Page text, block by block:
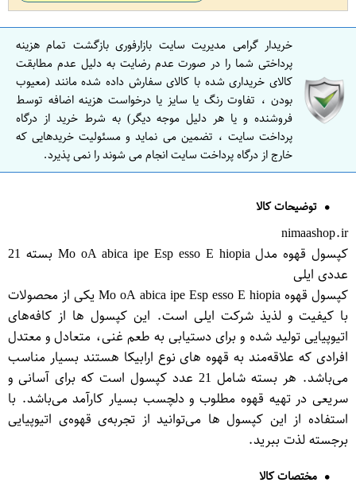
خریدار گرامی مدیریت سایت بازارفوری بازگشت تمام هزینه
پرداختی شما را در صورت عدم رضایت به دلیل عدم مطابقت
کالای خریداری شده با کالای سفارش داده شده مانند (معیوب
بودن ، تفاوت رنگ یا سایز یا درخواست هزینه اضافه توسط
فروشنده و یا هر دلیل موجه دیگر) به شرط خرید از درگاه
پرداخت سایت ، تضمین می نماید و مسئولیت خریدهایی که
خارج از درگاه پرداخت سایت انجام می شوند را نمی پذیرد.
توضیحات کالا
nimaashop.ir
کپسول قهوه مدل Mo oA abica ipe Esp esso E hiopia بسته 21
عددی ایلی
کپسول قهوه Mo oA abica ipe Esp esso E hiopia یکی از محصولات
با کیفیت و لذیذ شرکت ایلی است. این کپسول ها از کافه‌های
اتیوپیایی تولید شده و برای دستیابی به طعم غنی، متعادل و معتدل
افرادی که علاقه‌مند به قهوه های نوع ارابیکا هستند بسیار مناسب
می‌باشد. هر بسته شامل 21 عدد کپسول است که برای آسانی و
سریعی در تهیه قهوه مطلوب و دلچسب بسیار کارآمد می‌باشد. با
استفاده از این کپسول ها می‌توانید از تجربه‌ی قهوه‌ی اتیوپیایی
برجسته لذت ببرید.
مختصات کالا